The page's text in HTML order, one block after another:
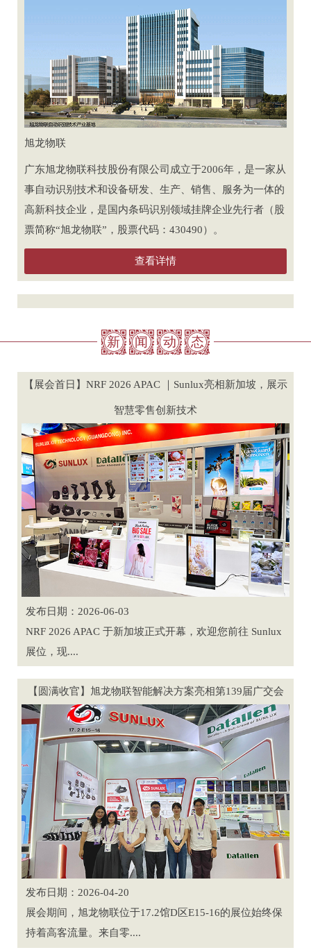
旭龙物联
广东旭龙物联科技股份有限公司成立于2006年，是一家从
事自动识别技术和设备研发、生产、销售、服务为一体的
高新科技企业，是国内条码识别领域挂牌企业先行者（股
票简称“旭龙物联”，股票代码：430490）。
查看详情
新 闻 动 态
【展会首日】NRF 2026 APAC ｜Sunlux亮相新加坡，展示
智慧零售创新技术
发布日期：2026-06-03
NRF 2026 APAC 于新加坡正式开幕，欢迎您前往 Sunlux
展位，现....
【圆满收官】旭龙物联智能解决方案亮相第139届广交会
发布日期：2026-04-20
展会期间，旭龙物联位于17.2馆D区E15-16的展位始终保
持着高客流量。来自零....